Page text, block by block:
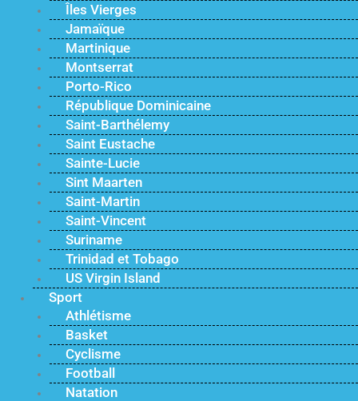
Îles Vierges
Jamaïque
Martinique
Montserrat
Porto-Rico
République Dominicaine
Saint-Barthélemy
Saint Eustache
Sainte-Lucie
Sint Maarten
Saint-Martin
Saint-Vincent
Suriname
Trinidad et Tobago
US Virgin Island
Sport
Athlétisme
Basket
Cyclisme
Football
Natation